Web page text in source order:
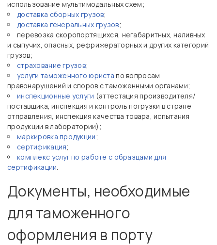
использование мультимодальных схем;
доставка сборных грузов;
доставка генеральных грузов;
перевозка скоропортящихся, негабаритных, наливных
и сыпучих, опасных, рефрижераторных и других категорий
грузов;
страхование грузов;
услуги таможенного юриста по вопросам
правонарушений и споров с таможенными органами;
инспекционные услуги (аттестация производителя/
поставщика, инспекция и контроль погрузки в стране
отправления, инспекция качества товара, испытания
продукции в лаборатории);
маркировка продукции;
сертификация;
комплекс услуг по работе с образцами для
сертификации.
Документы, необходимые
для таможенного
оформления в порту